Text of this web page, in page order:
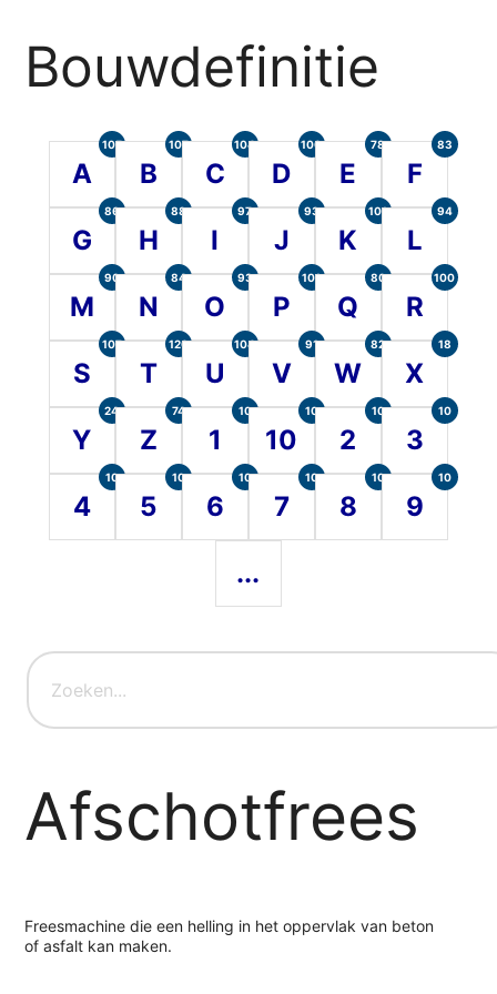
Bouwdefinitie
A
105
B
107
C
104
D
100
E
78
F
83
G
86
H
88
I
97
J
93
K
101
L
94
M
90
N
84
O
93
P
101
Q
80
R
100
S
107
T
120
U
104
V
91
W
82
X
18
Y
24
Z
74
1
10
10
10
2
10
3
10
4
10
5
10
6
10
7
10
8
10
9
10
...
Afschotfrees
Freesmachine die een helling in het oppervlak van beton
of asfalt kan maken.